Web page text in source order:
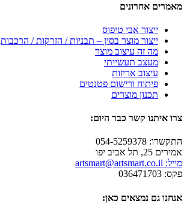
מאמרים אחרונים
ייצור אבי טיפוס
ייצור מוצר בסין – תבניות / הזרקות / הרכבות
מה זה עיצוב מוצר
מעצב תעשייתי
עיצוב אריזות
פיתוח ורישום פטנטים
תכנון מוצרים
צרו איתנו קשר כבר היום:
התקשרו: 054-5259378
אמירים 25, תל אביב יפו
מייל: artsmart@artsmart.co.il
פקס: 036471703
אנחנו גם נמצאים כאן: